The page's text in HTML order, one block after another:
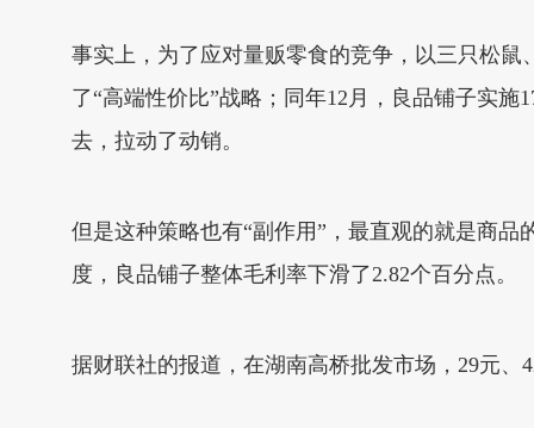
事实上，为了应对量贩零食的竞争，以三只松
了“高端性价比”战略；同年12月，良品铺子实
去，拉动了动销。
但是这种策略也有“副作用”，最直观的就是商
度，良品铺子整体毛利率下滑了2.82个百分点。
据财联社的报道，在湖南高桥批发市场，29元